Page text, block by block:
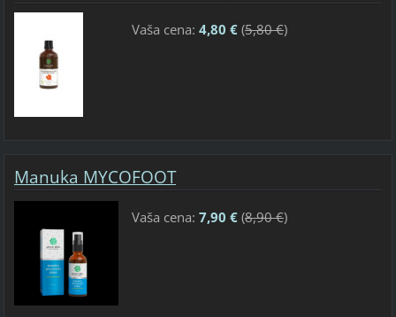
Vaša cena: 4,80 €(5,80 €)
Manuka MYCOFOOT
Vaša cena: 7,90 €(8,90 €)